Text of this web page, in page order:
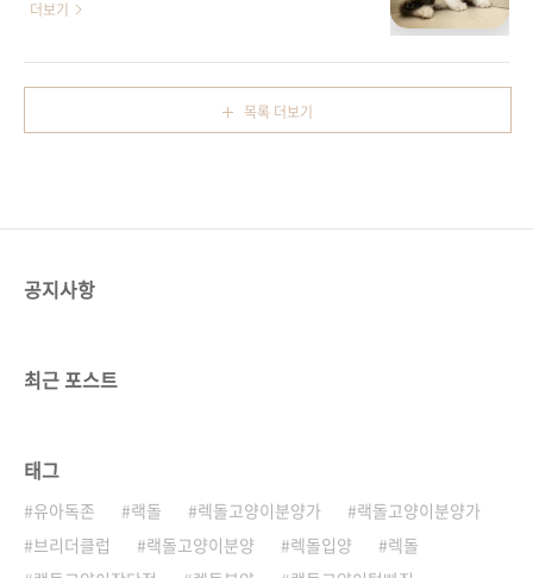
부드러운 털을 자랑하며, 사람을 매우 좋아하는
차분한 성격 덕분에 가정에서 반려동물로서 아
주 적합한 고양이에요.그래서 랙돌분양을 고려
지금 샤인과의 특별한 인연을 만들어 보세
에게 최적의 선택입니다.브리더클럽에서 랙돌분
더보기
목록 더보기
공지사항
최근 포스트
태그
유아독존 랙돌 렉돌고양이분양가
랙돌고양이분양가
브리더클럽
랙돌고양이분양 렉돌입양
렉돌